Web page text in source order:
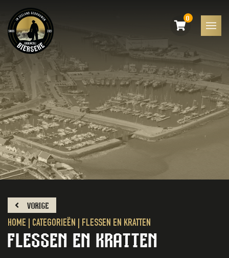
0
HOME CATEGORIEËN FLESSEN EN KRATTEN
FLESSEN EN KRATTEN
VORIGE